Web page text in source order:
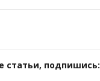
статьи, подпишись: